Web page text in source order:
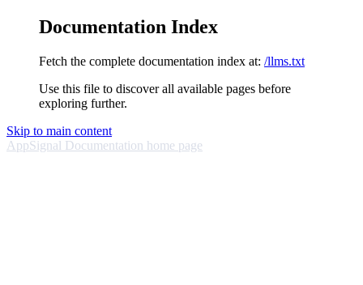
Documentation Index
Fetch the complete documentation index at: /llms.txt
Use this file to discover all available pages before
exploring further.
Skip to main content
AppSignal Documentation home page